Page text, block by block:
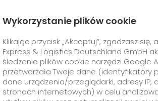
GO! Express
GO!Usługi Bezpośrednie
Rozwiązania Branżowe
Wykorzystanie plików cookie
Klikając przycisk „Akceptuj”, zgadzasz się,
Express & Logistics Deutschland GmbH
śledzenie plików cookie narzędzi Google
przetwarzała Twoje dane (identyfikatory
dane urządzenia/przeglądarki, adresy IP,
stronach internetowych) w celu